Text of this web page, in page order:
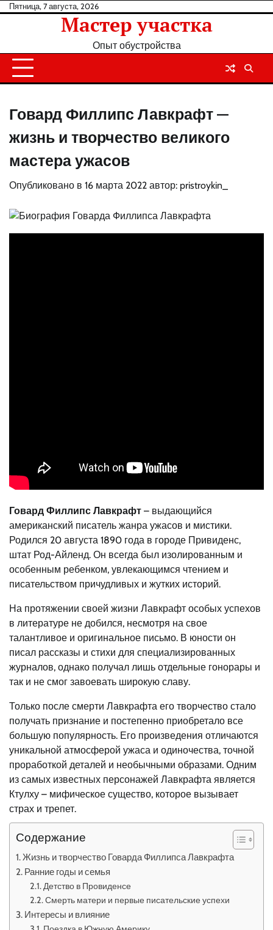
Перейти
Пятница, 7 августа, 2026
Мастер участка
Опыт обустройства
Говард Филлипс Лавкрафт —
жизнь и творчество великого
мастера ужасов
Опубликовано в 16 марта 2022 автор: pristroykin_
Говард Филлипс Лавкрафт – выдающийся
американский писатель жанра ужасов и мистики.
Родился 20 августа 1890 года в городе Привиденс,
штат Род-Айленд. Он всегда был изолированным и
особенным ребенком, увлекающимся чтением и
писательством причудливых и жутких историй.
На протяжении своей жизни Лавкрафт особых успехов
в литературе не добился, несмотря на свое
талантливое и оригинальное письмо. В юности он
писал рассказы и стихи для специализированных
журналов, однако получал лишь отдельные гонорары и
так и не смог завоевать широкую славу.
Только после смерти Лавкрафта его творчество стало
получать признание и постепенно приобретало все
большую популярность. Его произведения отличаются
уникальной атмосферой ужаса и одиночества, точной
проработкой деталей и необычными образами. Одним
из самых известных персонажей Лавкрафта является
Ктулху – мифическое существо, которое вызывает
страх и трепет.
Содержание
Жизнь и творчество Говарда Филлипса Лавкрафта
Ранние годы и семья
Детство в Провиденсе
Смерть матери и первые писательские успехи
Интересы и влияние